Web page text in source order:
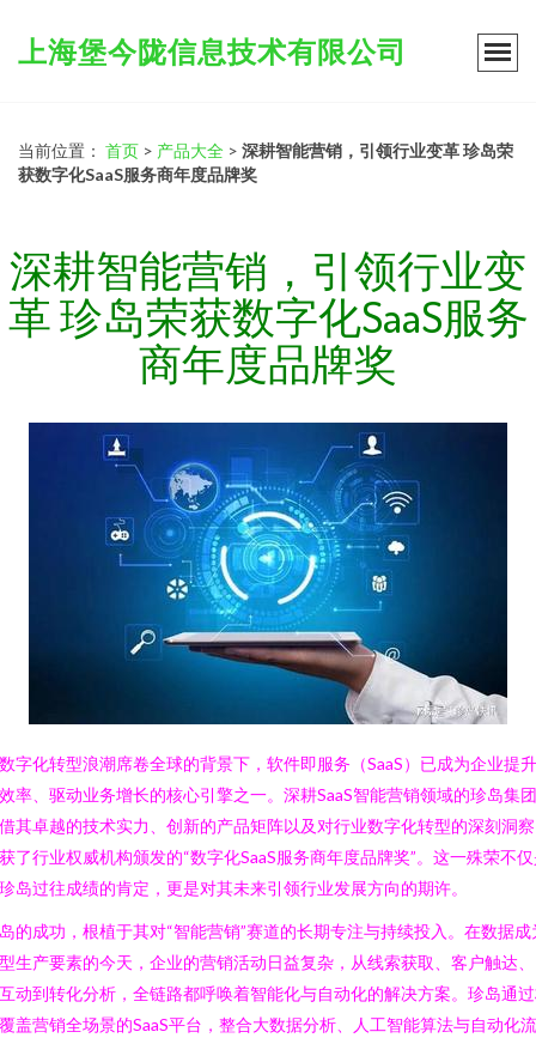
上海堡今陇信息技术有限公司
当前位置： 首页 > 产品大全 > 深耕智能营销，引领行业变革 珍岛荣
获数字化SaaS服务商年度品牌奖
深耕智能营销，引领行业变
革 珍岛荣获数字化SaaS服务
商年度品牌奖
字化转型浪潮席卷全球的背景下，软件即服务（SaaS）已成为企业提
率、驱动业务增长的核心引擎之一。深耕SaaS智能营销领域的珍岛集
其卓越的技术实力、创新的产品矩阵以及对行业数字化转型的深刻洞
了行业权威机构颁发的“数字化SaaS服务商年度品牌奖”。这一殊荣不
岛过往成绩的肯定，更是对其未来引领行业发展方向的期许。
的成功，根植于其对“智能营销”赛道的长期专注与持续投入。在数据成
生产要素的今天，企业的营销活动日益复杂，从线索获取、客户触达
动到转化分析，全链路都呼唤着智能化与自动化的解决方案。珍岛通
盖营销全场景的SaaS平台，整合大数据分析、人工智能算法与自动化流